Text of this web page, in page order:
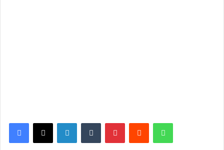
Facebook
X LinkedInTumblr PinterestReddit WhatsApp